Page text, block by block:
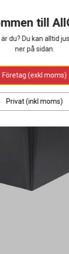
till
du? Du kan alltid
ner på sidan.
Företag (exkl moms)
Privat (inkl moms)